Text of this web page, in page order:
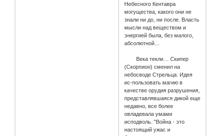
Небесного Кентавра
могущества, какого они не
знали ни до, ни после. Власть
мысли над веществом и
энергией была, без малого,
абсолютной…
Века текли… Скипер
(Скорпион) сменил на
небосводе Стрельца. Идея
ис-пользовать магию в
качестве орудия разрушения,
представлявшаяся дикой еще
недавно, все более
овладевала умами
исподволь. "Война - это
настоящий ужас и